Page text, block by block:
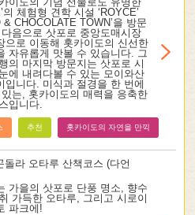
의 체험형 견학 시설 ‘ROYCE’
& CHOCOLATE TOWN’을 방문
음으로 삿포로 중앙도매시장
으로 이동해 홋카이도의 신선한
자유롭게 맛볼 수 있습니다. 그
의 마지막 방문지는 삿포로 시
에 내려다볼 수 있는 모이와산
입니다. 미식과 절경을 한 번에
는, 홋카이도의 매력을 응축한
입니다.
추천 홋카이도의 자연을 만끽
라 오타루 산책코스 (다언
가을의 삿포로 단풍 명소, 향수
가득한 오타루, 그리고 시로이
파크에!